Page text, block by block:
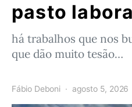
pasto
há trabalhos que nos
que dão muito tesão…
Fábio Deboni agosto 5, 2026